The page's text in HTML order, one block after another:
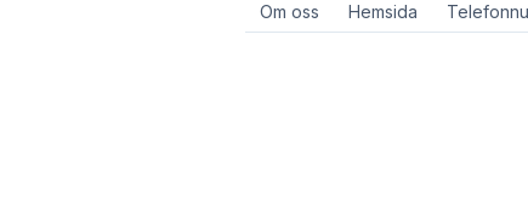
Om oss Hemsida